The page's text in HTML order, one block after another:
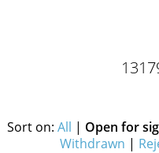
Sort on:All | Open for
Withdrawn |